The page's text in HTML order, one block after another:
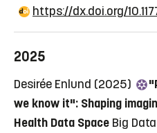
https://dx.doi.org/
2025
Desirée Enlund (2025)
we know it": Shaping
Health Data Space Big